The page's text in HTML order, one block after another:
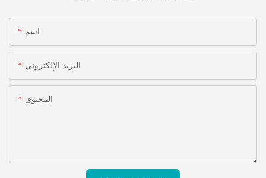
اسم
البريد الإلكتروني
المحتوى